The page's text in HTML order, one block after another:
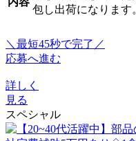
包し出荷になりま
＼最短45秒で完了／
応募へ進む
詳しく
見る
スペシャル